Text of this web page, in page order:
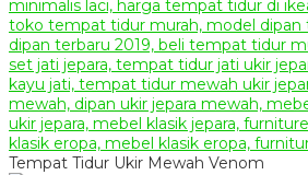
Tempat Tidur Ukir Mewah Venom